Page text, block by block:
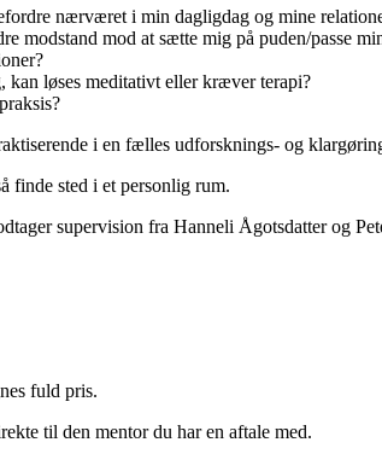
nærværet i min dagligdag og mine
modstand mod at sætte mig på puden/passe
løses meditativt eller kræver terapi?
i en fælles udforsknings- og
finde sted i et personlig rum.
supervision fra Hanneli Ågotsdatter og
fuld pris.
til den mentor du har en aftale med.